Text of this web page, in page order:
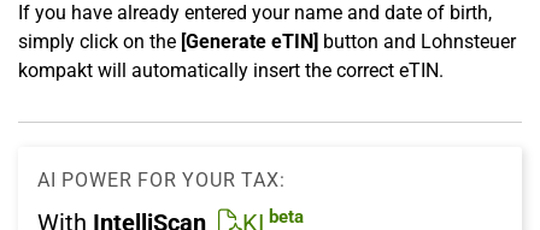
If you have already entered your name and date of birth,
simply click on the [Generate eTIN] button and Lohnsteuer
kompakt will automatically insert the correct eTIN.
AI POWER FOR YOUR TAX:
With IntelliScan KI beta